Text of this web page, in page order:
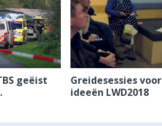
geëist
Greidesessies voor
ideeën LWD2018